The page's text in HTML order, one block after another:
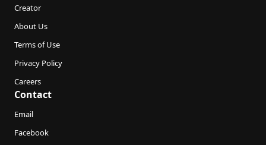
Creator
About Us
Terms of Use
Privacy Policy
Careers
Contact
Email
Facebook